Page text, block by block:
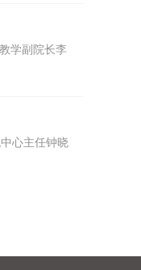
学副院长李
心主任钟晓